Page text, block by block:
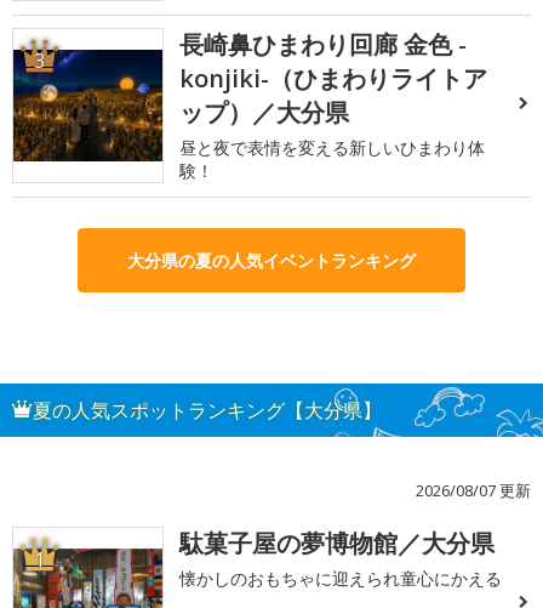
3
長崎鼻ひまわり回廊 金色 -
konjiki-（ひまわりライトア
ップ）／大分県
昼と夜で表情を変える新しいひまわり体
験！
大分県の夏の人気イベントランキング
夏の人気スポットランキング【大分県】
2026/08/07 更新
1 駄菓子屋の夢博物館／大分県
懐かしのおもちゃに迎えられ童心にかえる